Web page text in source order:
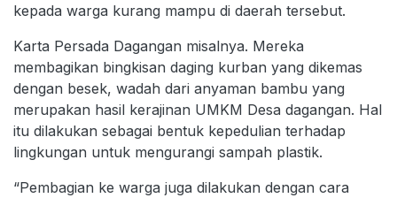
kepada warga kurang mampu di daerah tersebut.
Karta Persada Dagangan misalnya. Mereka
membagikan bingkisan daging kurban yang dikemas
dengan besek, wadah dari anyaman bambu yang
merupakan hasil kerajinan UMKM Desa dagangan. Hal
itu dilakukan sebagai bentuk kepedulian terhadap
lingkungan untuk mengurangi sampah plastik.
“Pembagian ke warga juga dilakukan dengan cara